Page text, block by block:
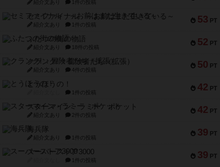
紹介文あり 1件の投稿
53 PT
セミファイナル ～お前はまだ生きている～
紹介文あり 1件の投稿
52 PT
ふたつの街の物語
紹介文あり 18件の投稿
50 PT
クランク! ：冒険者たち（拡張）
紹介文あり 4件の投稿
42 PT
とうほうの！
1件の投稿
42 PT
スターマイン・ラミー ポケット
紹介文あり 2件の投稿
39 PT
海兵隊
紹介文あり 1件の投稿
39 PT
スーパーストア3000
1件の投稿